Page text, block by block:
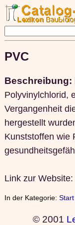
PVC
Beschreibung:
Polyvinylchlorid,
Vergangenheit
hergestellt
Kunststoffen wie
Link zur Website:
In der Kategorie: Start
© 2001